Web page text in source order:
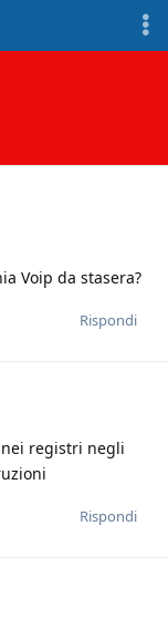
Voip da stasera?
Rispondi
registri negli
Rispondi